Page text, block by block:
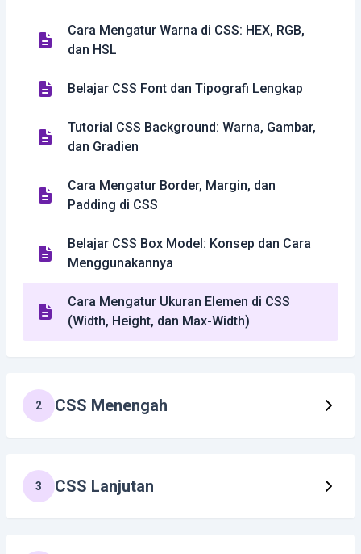
Cara Mengatur Warna di CSS: HEX, RGB,
dan HSL
Belajar CSS Font dan Tipografi Lengkap
Tutorial CSS Background: Warna, Gambar,
dan Gradien
Cara Mengatur Border, Margin, dan
Padding di CSS
Belajar CSS Box Model: Konsep dan Cara
Menggunakannya
Cara Mengatur Ukuran Elemen di CSS
(Width, Height, dan Max-Width)
2 CSS Menengah
3 CSS Lanjutan